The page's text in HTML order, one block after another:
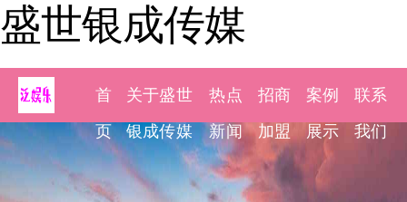
盛世银成传媒
首
页
关于盛世
银成传媒
热点
新闻
招商
加盟
案例
展示
联系
我们